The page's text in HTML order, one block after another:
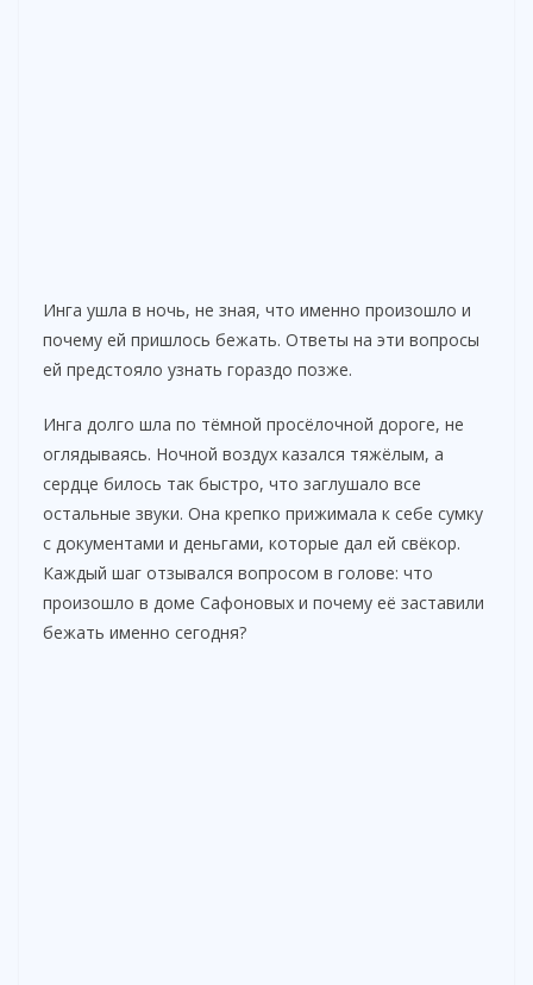
Инга ушла в ночь, не зная, что именно произошло и
почему ей пришлось бежать. Ответы на эти вопросы
ей предстояло узнать гораздо позже.
Инга долго шла по тёмной просёлочной дороге, не
оглядываясь. Ночной воздух казался тяжёлым, а
сердце билось так быстро, что заглушало все
остальные звуки. Она крепко прижимала к себе сумку
с документами и деньгами, которые дал ей свёкор.
Каждый шаг отзывался вопросом в голове: что
произошло в доме Сафоновых и почему её заставили
бежать именно сегодня?